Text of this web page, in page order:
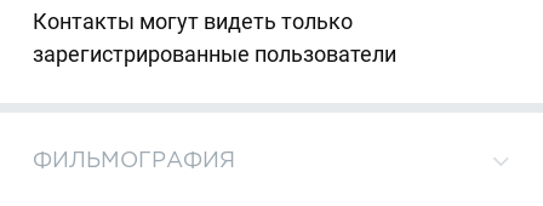
Контакты могут видеть только
зарегистрированные пользователи
ФИЛЬМОГРАФИЯ